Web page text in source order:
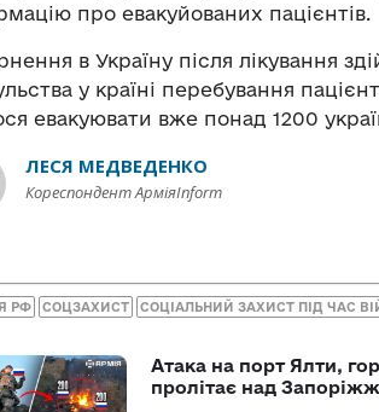
про евакуйованих пацієнтів.
в Україну після лікування
у країні перебування
евакуювати вже понад 1200
ЛЕСЯ МЕДВЕДЕНКО
Кореспондент АрміяInform
РФ СОЦЗАХИСТ СОЦІАЛЬНИЙ ЗАХИСТ ПІД ЧАС
Атака на порт Ялти,
пролітає над